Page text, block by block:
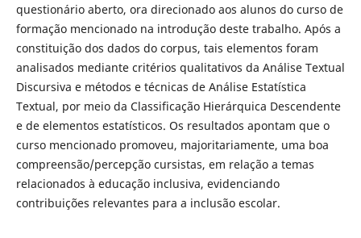
questionário aberto, ora direcionado aos alunos do curso de
formação mencionado na introdução deste trabalho. Após a
constituição dos dados do corpus, tais elementos foram
analisados mediante critérios qualitativos da Análise Textual
Discursiva e métodos e técnicas de Análise Estatística
Textual, por meio da Classificação Hierárquica Descendente
e de elementos estatísticos. Os resultados apontam que o
curso mencionado promoveu, majoritariamente, uma boa
compreensão/percepção cursistas, em relação a temas
relacionados à educação inclusiva, evidenciando
contribuições relevantes para a inclusão escolar.